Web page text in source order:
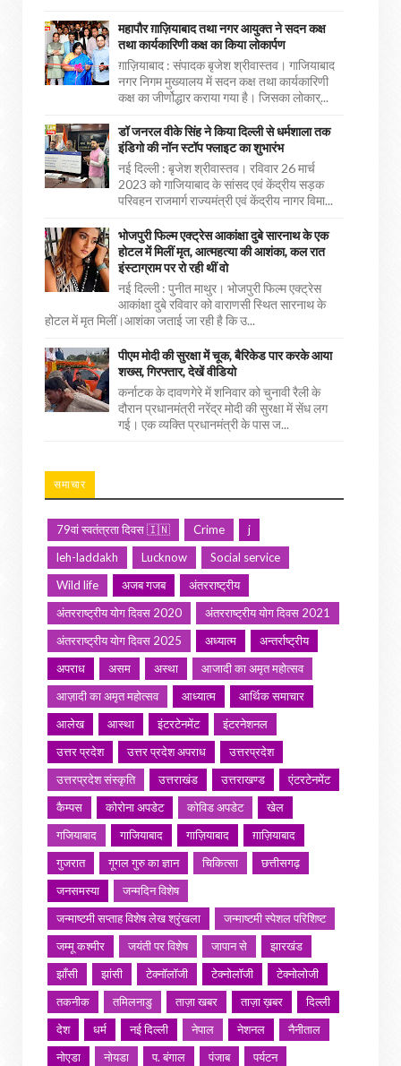
महापौर ग़ाज़ियाबाद तथा नगर आयुक्त ने सदन कक्ष
तथा कार्यकारिणी कक्ष का किया लोकार्पण
ग़ाज़ियाबाद : संपादक बृजेश श्रीवास्तव। गाजियाबाद
नगर निगम मुख्यालय में सदन कक्ष तथा कार्यकारिणी
कक्ष का जीर्णोद्धार कराया गया है। जिसका लोकार्...
डॉ जनरल वीके सिंह ने किया दिल्ली से धर्मशाला तक
इंडिगो की नॉन स्टॉप फ्लाइट का शुभारंभ
नई दिल्ली : बृजेश श्रीवास्तव। रविवार 26 मार्च
2023 को गाजियाबाद के सांसद एवं केंद्रीय सड़क
परिवहन राजमार्ग राज्यमंत्री एवं केंद्रीय नागर विमा...
भोजपुरी फिल्म एक्ट्रेस आकांक्षा दुबे सारनाथ के एक
होटल में मिलीं मृत, आत्महत्या की आशंका, कल रात
इंस्टाग्राम पर रो रही थीं वो
नई दिल्ली : पुनीत माथुर। भोजपुरी फिल्म एक्ट्रेस
आकांक्षा दुबे रविवार को वाराणसी स्थित सारनाथ के
होटल में मृत मिलीं।आशंका जताई जा रही है कि उ...
पीएम मोदी की सुरक्षा में चूक, बैरिकेड पार करके आया
शख्स, गिरफ्तार, देखें वीडियो
कर्नाटक के दावणगेरे में शनिवार को चुनावी रैली के
दौरान प्रधानमंत्री नरेंद्र मोदी की सुरक्षा में सेंध लग
गई। एक व्यक्ति प्रधानमंत्री के पास ज...
समाचार
79वां स्वतंत्रता दिवस 🇮🇳 Crime
j
leh-laddakh
Lucknow
Social service
Wild life
अजब गजब
अंतरराष्ट्रीय
अंतरराष्ट्रीय योग दिवस 2020
अंतरराष्ट्रीय योग दिवस 2021
अंतरराष्ट्रीय योग दिवस 2025
अध्यात्म
अन्तर्राष्ट्रीय
अपराध
असम अस्था
आजादी का अमृत महोत्सव
आज़ादी का अमृत महोत्सव
आध्यात्म
आर्थिक समाचार
आलेख
आस्था इंटरटेनमेंट
इंटरनेशनल
उत्तर प्रदेश
उत्तर प्रदेश अपराध
उत्तरप्रदेश
उत्तरप्रदेश संस्कृति
उत्तराखंड उत्तराखण्ड
एंटरटेनमेंट
कैम्पस
कोरोना अपडेट कोविड अपडेट
खेल
गजियाबाद
गाजियाबाद गाज़ियाबाद
ग़ाज़ियाबाद
गुजरात
गूगल गुरु का ज्ञान चिकित्सा
छत्तीसगढ़
जनसमस्या
जन्मदिन विशेष
जन्माष्टमी सप्ताह विशेष लेख श्रृंखला
जन्माष्टमी स्पेशल परिशिष्ट
जम्मू कश्मीर
जयंती पर विशेष जापान से
झारखंड
झाँसी
झांसी टेक्नॉलॉजी टेक्नोलॉजी
टेक्नोलोजी
तकनीक
तमिलनाडु ताज़ा खबर ताज़ा ख़बर
दिल्ली
देश
धर्म नई दिल्ली नेपाल नेशनल
नैनीताल
नोएडा
नोयडा प. बंगाल पंजाब
पर्यटन